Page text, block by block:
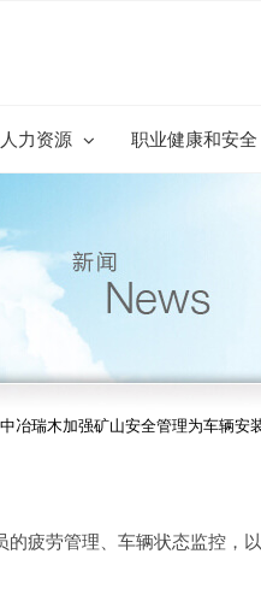
人力资源 职业健康和安全
中冶瑞木加强矿山安全管理为车辆安
疲劳管理、车辆状态监控，